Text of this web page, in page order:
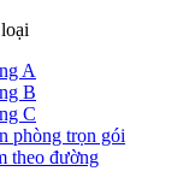
A
B
C
phòng trọn gói
theo đường